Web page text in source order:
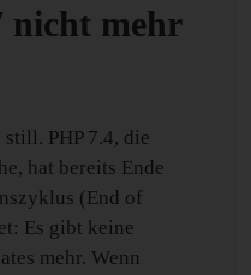
nicht mehr
PHP 7.4, die
hat bereits Ende
(End of
Es gibt keine
mehr. Wenn